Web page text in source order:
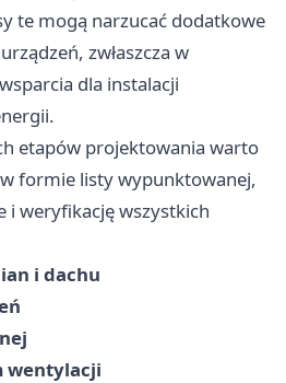
te mogą narzucać dodatkowe
zwłaszcza w
dla instalacji
etapów projektowania warto
formie listy wypunktowanej,
i weryfikację wszystkich
i dachu
wentylacji